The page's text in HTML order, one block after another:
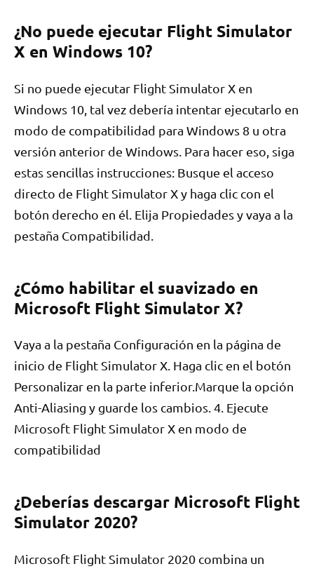
¿No puede ejecutar Flight Simulator
X en Windows 10?
Si no puede ejecutar Flight Simulator X en
Windows 10, tal vez debería intentar ejecutarlo en
modo de compatibilidad para Windows 8 u otra
versión anterior de Windows. Para hacer eso, siga
estas sencillas instrucciones: Busque el acceso
directo de Flight Simulator X y haga clic con el
botón derecho en él. Elija Propiedades y vaya a la
pestaña Compatibilidad.
¿Cómo habilitar el suavizado en
Microsoft Flight Simulator X?
Vaya a la pestaña Configuración en la página de
inicio de Flight Simulator X. Haga clic en el botón
Personalizar en la parte inferior.Marque la opción
Anti-Aliasing y guarde los cambios. 4. Ejecute
Microsoft Flight Simulator X en modo de
compatibilidad
¿Deberías descargar Microsoft Flight
Simulator 2020?
Microsoft Flight Simulator 2020 combina un